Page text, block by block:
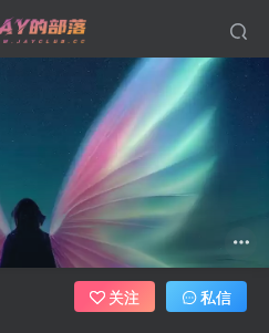
关注 私信